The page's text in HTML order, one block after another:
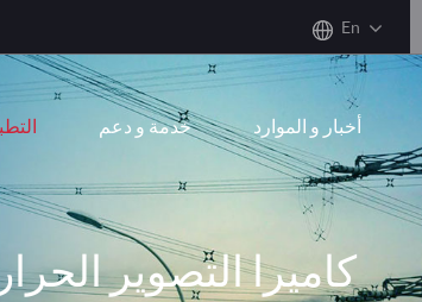
En
English
한국어
français
Deutsch
Español
خدمة و دعم أخبار و الموارد
كاميرا التصوير